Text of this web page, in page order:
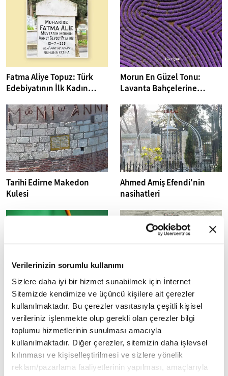
Verilerinizin sorumlu kullanımı
Sizlere daha iyi bir hizmet sunabilmek için İnternet
Sitemizde kendimize ve üçüncü kişilere ait çerezler
kullanılmaktadır. Bu çerezler vasıtasıyla çeşitli kişisel
verileriniz işlenmekte olup gerekli olan çerezler bilgi
toplumu hizmetlerinin sunulması amacıyla
kullanılmaktadır. Diğer çerezler, sitemizin daha işlevsel
kılınması ve kişiselleştirilmesi ve sizlere yönelik
reklam/pazarlama faaliyetlerinin yapılması, amaçlarıyla
Fatma Aliye Topuz: Türk
Edebiyatının İlk Kadın
Savunucusu
Morun En Güzel Tonu:
Lavanta Bahçelerine
Tarihi Edirne Makedon
Kulesi
Ahmed Amiş Efendi'nin
nasihatleri
Uçan bir kuşu satın alabilir
miyiz? İslam hukukunda
garar kavramı
Siyer kaynaklarına göre
Efendimiz'in (s.a.v.) 27
gazvesi